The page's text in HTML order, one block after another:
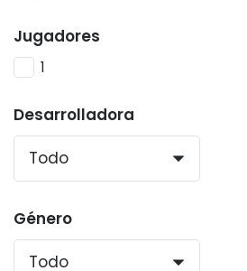
Jugadores
1
Desarrolladora
Género